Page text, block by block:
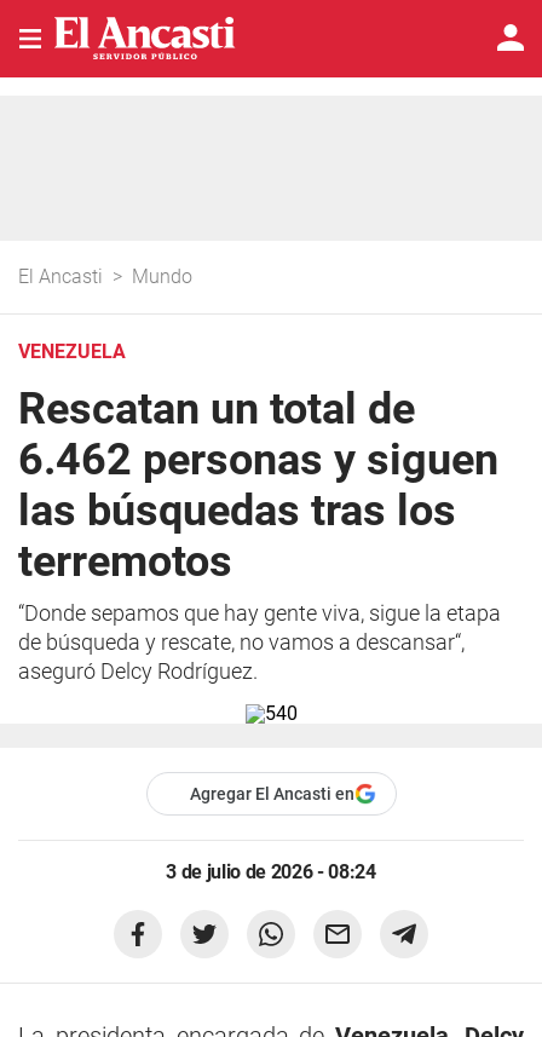
El Ancasti > Mundo
VENEZUELA
Rescatan un total de
6.462 personas y siguen
las búsquedas tras los
terremotos
“Donde sepamos que hay gente viva, sigue la etapa
de búsqueda y rescate, no vamos a descansar“,
aseguró Delcy Rodríguez.
Agregar El Ancasti en
3 de julio de 2026 - 08:24